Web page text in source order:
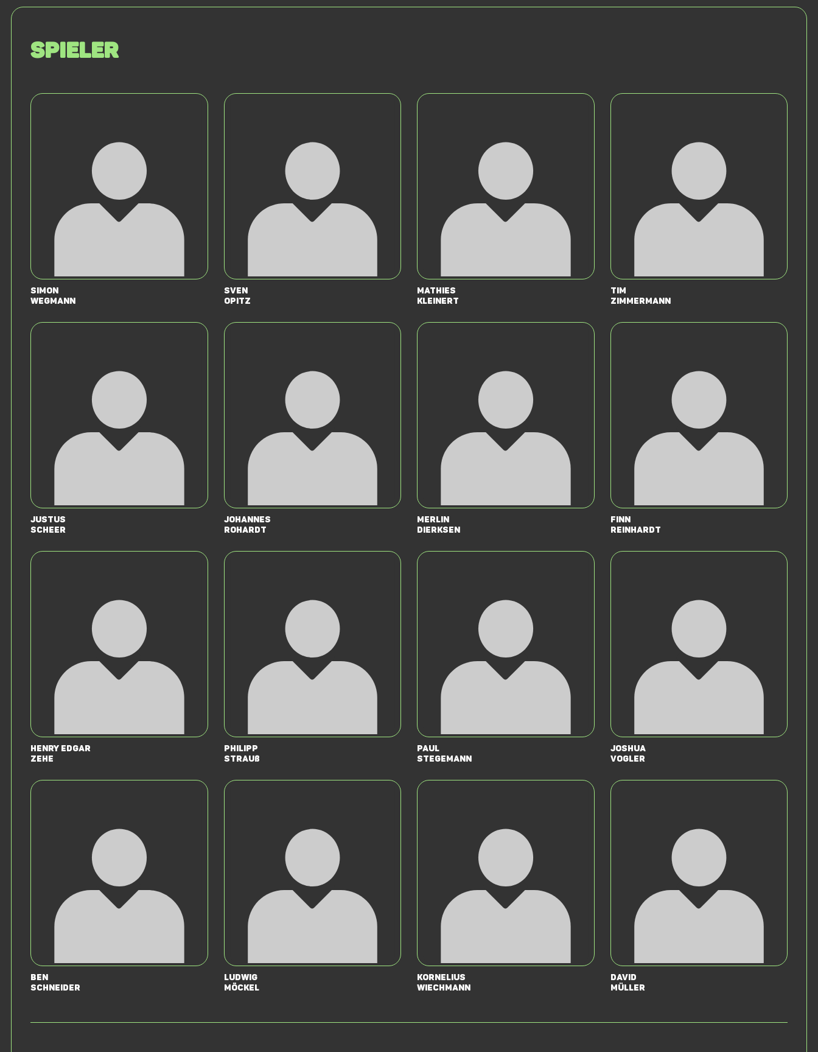
Spieler
Simon
Wegmann
Sven
Opitz
Mathies
Kleinert
Tim
Zimmermann
Justus
Scheer
Johannes
Rohardt
Merlin
Dierksen
Finn
Reinhardt
Henry Edgar
Zehe
Philipp
Strauß
Paul
Stegemann
Joshua
Vogler
Ben
Schneider
Ludwig
Möckel
Kornelius
Wiechmann
David
Müller